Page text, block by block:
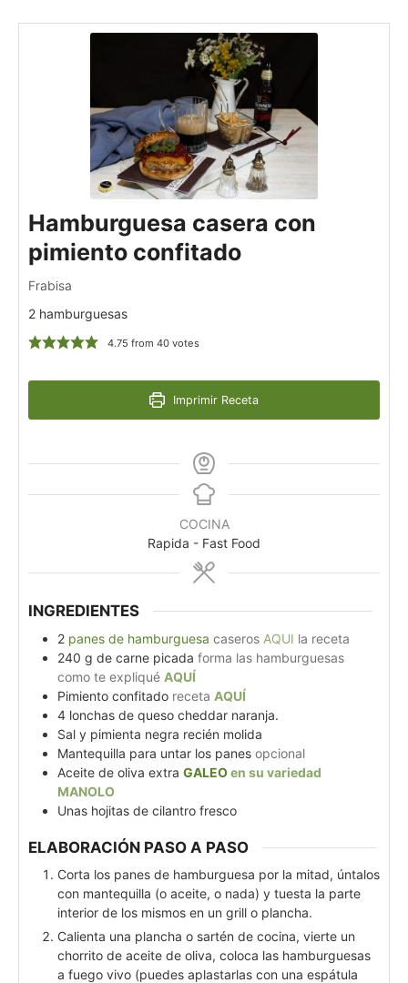
Hamburguesa casera con
pimiento confitado
Frabisa
2 hamburguesas
4.75 from 40votes
Imprimir Receta
COCINA
Rapida - Fast Food
INGREDIENTES
2 panes de hamburguesa caseros AQUI la receta
240 g de carne picada forma las hamburguesas
como te expliqué AQUÍ
Pimiento confitado receta AQUÍ
4 lonchas de queso cheddar naranja.
Sal y pimienta negra recién molida
Mantequilla para untar los panes opcional
Aceite de oliva extra GALEOen su variedad
MANOLO
Unas hojitas de cilantro fresco
ELABORACIÓN PASO A PASO
Corta los panes de hamburguesa por la mitad, úntalos
con mantequilla (o aceite, o nada) y tuesta la parte
interior de los mismos en un grill o plancha.
Calienta una plancha o sartén de cocina, vierte un
chorrito de aceite de oliva, coloca las hamburguesas
a fuego vivo (puedes aplastarlas con una espátula